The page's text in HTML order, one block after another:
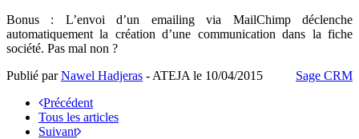
Bonus : L’envoi d’un emailing via MailChimp déclenche
automatiquement la création d’une communication dans la fiche
société. Pas mal non ?
Sage CRM
Publié parNawel Hadjeras - ATEJA le 10/04/2015
Précédent
Tous les articles
Suivant